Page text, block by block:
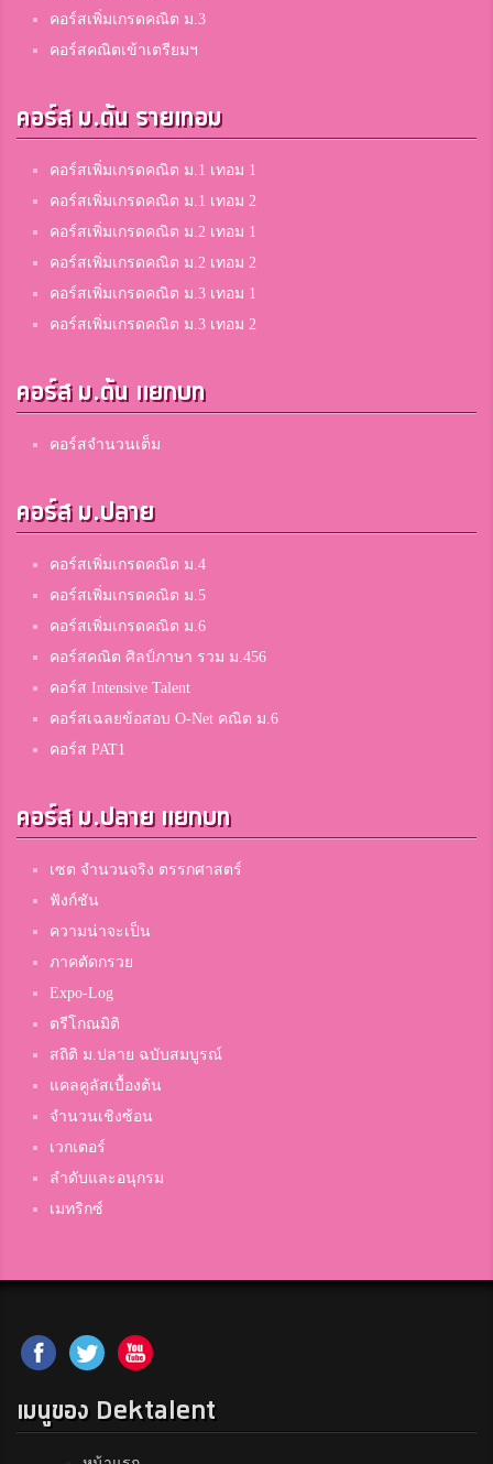
คอร์สเพิ่มเกรดคณิต ม.3
คอร์สคณิตเข้าเตรียมฯ
คอร์ส ม.ต้น รายเทอม
คอร์สเพิ่มเกรดคณิต ม.1 เทอม 1
คอร์สเพิ่มเกรดคณิต ม.1 เทอม 2
คอร์สเพิ่มเกรดคณิต ม.2 เทอม 1
คอร์สเพิ่มเกรดคณิต ม.2 เทอม 2
คอร์สเพิ่มเกรดคณิต ม.3 เทอม 1
คอร์สเพิ่มเกรดคณิต ม.3 เทอม 2
คอร์ส ม.ต้น แยกบท
คอร์สจำนวนเต็ม
คอร์ส ม.ปลาย
คอร์สเพิ่มเกรดคณิต ม.4
คอร์สเพิ่มเกรดคณิต ม.5
คอร์สเพิ่มเกรดคณิต ม.6
คอร์สคณิต ศิลป์ภาษา รวม ม.456
คอร์ส Intensive Talent
คอร์สเฉลยข้อสอบ O-Net คณิต ม.6
คอร์ส PAT1
คอร์ส ม.ปลาย แยกบท
เซต จำนวนจริง ตรรกศาสตร์
ฟังก์ชัน
ความน่าจะเป็น
ภาคตัดกรวย
Expo-Log
ตรีโกณมิติ
สถิติ ม.ปลาย ฉบับสมบูรณ์
แคลคูลัสเบื้องต้น
จำนวนเชิงซ้อน
เวกเตอร์
ลำดับและอนุกรม
เมทริกซ์
เมนูของ Dektalent